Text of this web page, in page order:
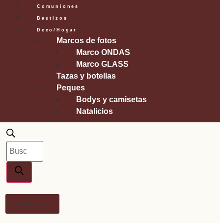
Comuniones
Bautizos
Deco/Hogar
Marcos de fotos
Marco ONDAS
Marco GLASS
Tazas y botellas
Peques
Bodys y camisetas
Natalicios
0,00 €